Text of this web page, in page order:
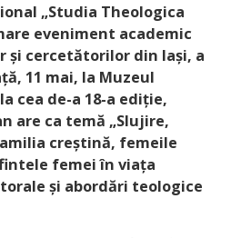
„Studia Theologica
eveniment academic
și cercetătorilor din Iași, a
11 mai, la Muzeul
cea de-a 18-a ediție,
are ca temă „Slujire,
creștină, femeile
femei în viața
și abordări teologice